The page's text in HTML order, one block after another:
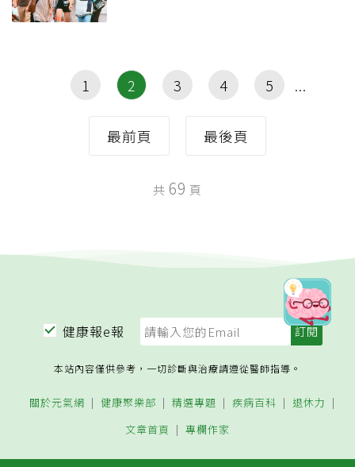
最前頁
1 2 3 4 5
最後頁
共 69 頁
健康報e報
本站內容僅供參考，一切診斷與治療請遵從醫師指導。
關於元氣網 健康聚樂部 精選專題 疾病百科
退休力
文章首頁
專欄作家